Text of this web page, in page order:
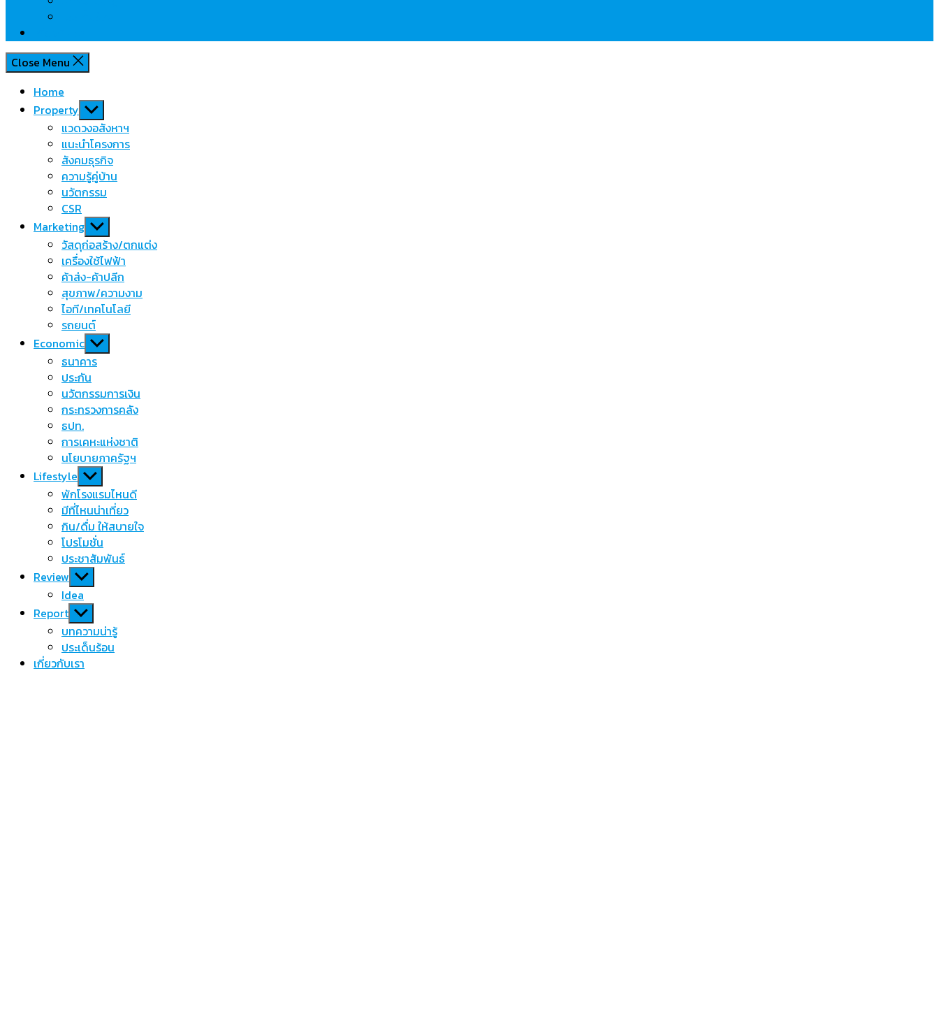
Close Menu
Home
Property Show
sub
menu
แวดวงอสังหาฯ
แนะนำโครงการ
สังคมธุรกิจ
ความรู้คู่บ้าน
นวัตกรรม
CSR
Marketing Show
sub
menu
วัสดุก่อสร้าง/ตกแต่ง
เครื่องใช้ไฟฟ้า
ค้าส่ง-ค้าปลีก
สุขภาพ/ความงาม
ไอที/เทคโนโลยี
รถยนต์
Economic Show
sub
menu
ธนาคาร
ประกัน
นวัตกรรมการเงิน
กระทรวงการคลัง
ธปท.
การเคหะแห่งชาติ
นโยบายภาครัฐฯ
Lifestyle Show
sub
menu
พักโรงแรมไหนดี
มีที่ไหนน่าเที่ยว
กิน/ดื่ม ให้สบายใจ
โปรโมชั่น
ประชาสัมพันธ์
Review Show
sub
menu
Idea
Report Show
sub
menu
บทความน่ารู้
ประเด็นร้อน
เกี่ยวกับเรา